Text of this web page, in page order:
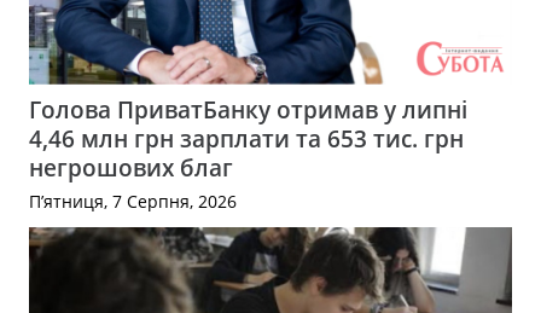
Голова ПриватБанку отримав у липні
4,46 млн грн зарплати та 653 тис. грн
негрошових благ
П’ятниця, 7 Серпня, 2026